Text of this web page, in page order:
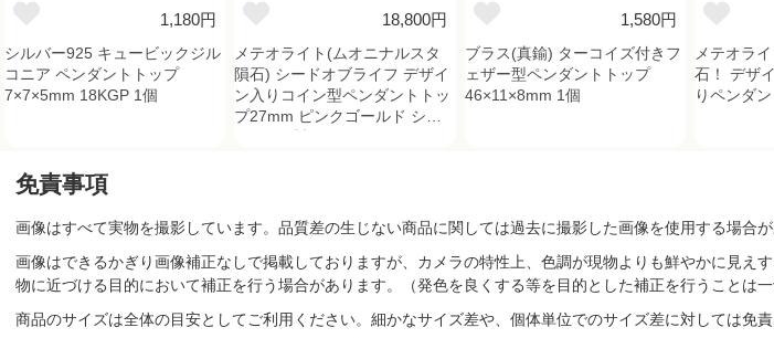
1,180円
シルバー925 キュービックジル
コニア ペンダントトップ
7×7×5mm 18KGP 1個
18,800円
メテオライト(ムオニナルスタ
隕石) シードオブライフ デザイ
ン入りコイン型ペンダントトッ
プ27mm ピンクゴールド シル
1,580円
ブラス(真鍮) ターコイズ付きフ
ェザー型ペンダントトップ
46×11×8mm 1個
メテオラ
石！ デザ
りペンダ
免責事項
画像はすべて実物を撮影しています。品質差の生じない商品に関しては過去に撮影した画像を使用する場合が
画像はできるかぎり画像補正なしで掲載しておりますが、カメラの特性上、色調が現物よりも鮮やかに見
物に近づける目的において補正を行う場合があります。（発色を良くする等を目的とした補正を行うことは一
商品のサイズは全体の目安としてご利用ください。細かなサイズ差や、個体単位でのサイズ差に対しては免責